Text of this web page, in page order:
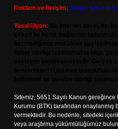
Reklam ve İletişim: Skype:
Yasal Uyarı:
Sitemiz, 5651 Sayılı Kanun
Kurumu (BTK) tarafından onaylanmış
vermektedir. Bu nedenle, sitedeki
veya araştırma yükümlülüğümüz